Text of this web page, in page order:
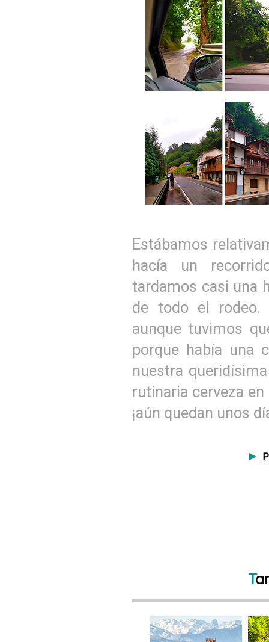
Estábamos
hacía un
tardamos casi una
de todo el rodeo.
aunque tuvimos
porque había una
nuestra
rutinaria cerveza
¡aún quedan unos
►
T